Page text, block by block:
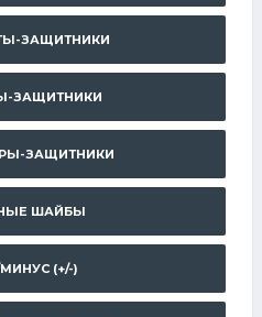
ЗАЩИТНИКИ
ЗАЩИТНИКИ
ЗАЩИТНИКИ
ШАЙБЫ
(+/-)